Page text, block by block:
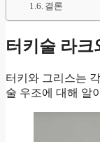
결론
터키술 라크
터키와 그리스는
술 우조에 대해 알